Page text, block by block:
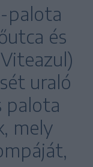
palota
és
uraló
palota
mely